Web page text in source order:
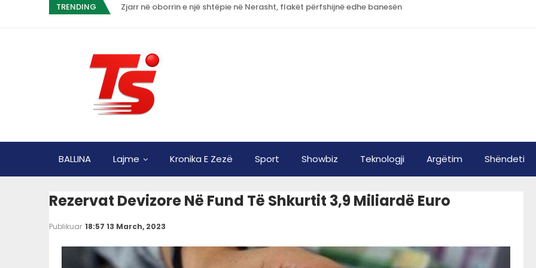
TRENDING Zjarr në oborrin e një shtëpie në Nerasht, flakët përfshijnë edhe banesën
BALLINA Lajme Kronika E Zezë Sport Showbiz Teknologji Argëtim Shëndeti
Rezervat Devizore Në Fund Të Shkurtit 3,9 Miliardë Euro
Publikuar 18:57 13 March, 2023